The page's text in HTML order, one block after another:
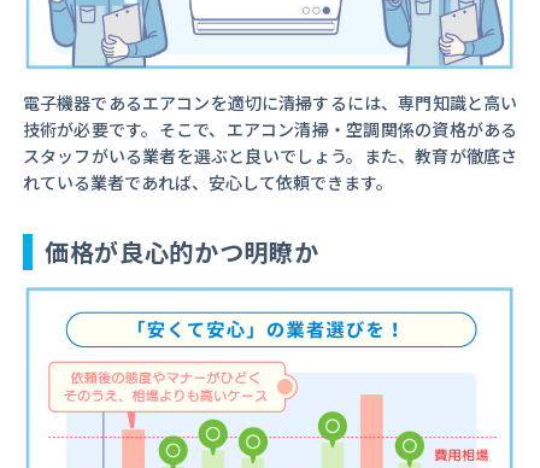
電子機器であるエアコンを適切に清掃するには、専門知識と高い
技術が必要です。そこで、エアコン清掃・空調関係の資格がある
スタッフがいる業者を選ぶと良いでしょう。また、教育が徹底さ
れている業者であれば、安心して依頼できます。
価格が良心的かつ明瞭か